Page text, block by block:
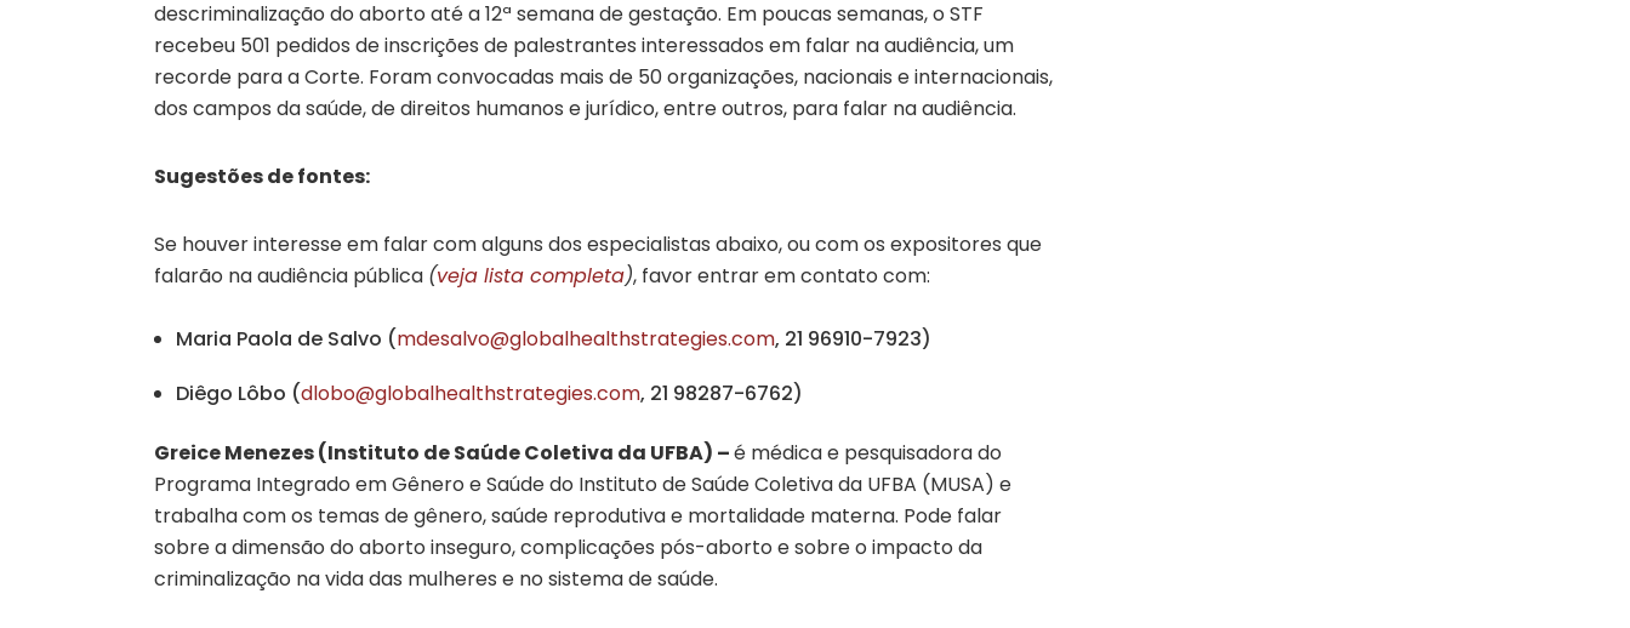
descriminalização do aborto até a 12ª semana de gestação. Em poucas semanas, o STF
recebeu 501 pedidos de inscrições de palestrantes interessados em falar na audiência, um
recorde para a Corte. Foram convocadas mais de 50 organizações, nacionais e internacionais,
dos campos da saúde, de direitos humanos e jurídico, entre outros, para falar na audiência.
Sugestões de fontes:
Se houver interesse em falar com alguns dos especialistas abaixo, ou com os expositores que
falarão na audiência pública (veja lista completa), favor entrar em contato com:
Maria Paola de Salvo (mdesalvo@globalhealthstrategies.com, 21 96910-7923)
Diêgo Lôbo (dlobo@globalhealthstrategies.com, 21 98287-6762)
Greice Menezes (Instituto de Saúde Coletiva da UFBA) –é médica e pesquisadora do
Programa Integrado em Gênero e Saúde do Instituto de Saúde Coletiva da UFBA (MUSA) e
trabalha com os temas de gênero, saúde reprodutiva e mortalidade materna. Pode falar
sobre a dimensão do aborto inseguro, complicações pós-aborto e sobre o impacto da
criminalização na vida das mulheres e no sistema de saúde.